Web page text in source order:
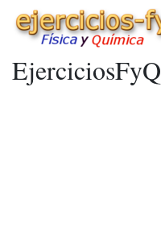
EjerciciosFyQ